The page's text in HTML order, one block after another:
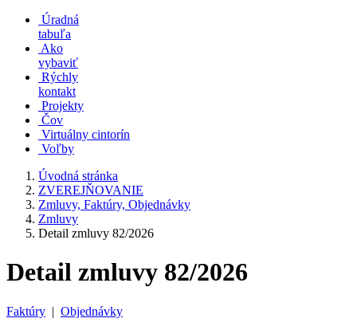
Úradná
tabuľa
Ako
vybaviť
Rýchly
kontakt
Projekty
Čov
Virtuálny cintorín
Voľby
Úvodná stránka
ZVEREJŇOVANIE
Zmluvy, Faktúry, Objednávky
Zmluvy
Detail zmluvy 82/2026
Detail zmluvy 82/2026
Faktúry | Objednávky